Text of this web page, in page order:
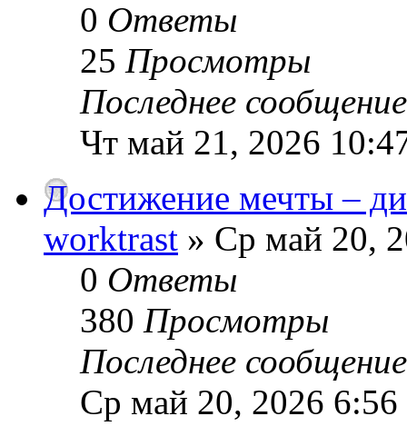
0 Ответы
25 Просмотры
Последнее
Чт май 21, 2026
Достижение мечты –
worktrast » Ср май 20,
0 Ответы
380 Просмотры
Последнее
Ср май 20, 2026 6:56